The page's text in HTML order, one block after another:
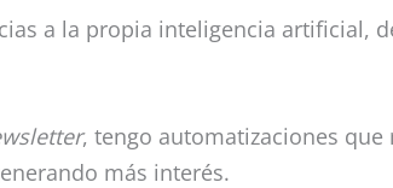
a la propia inteligencia artificial,
, tengo automatizaciones que
más interés.